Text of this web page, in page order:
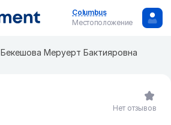
Columbus
Местоположение
Бекешова Меруерт Бактияровна
Нет отзывов